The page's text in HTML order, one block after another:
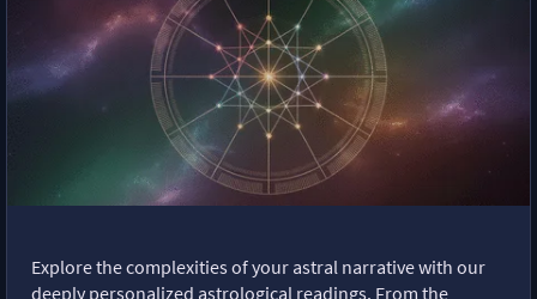
Explore the complexities of your astral narrative with our
deeply personalized astrological readings. From the